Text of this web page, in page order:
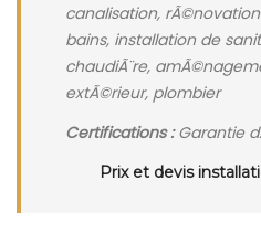
canalisation,
bains, installation de
chaudiÃ¨re,
extÃ©rieur, plombier
Certifications :Garantie
Prix et devis